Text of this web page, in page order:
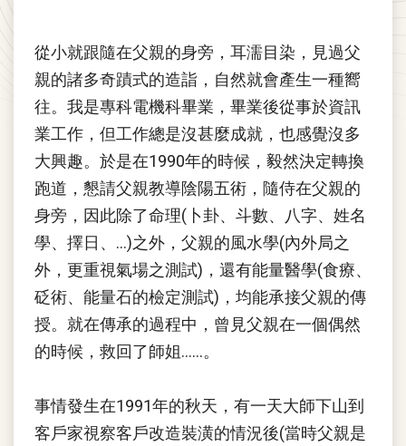
從小就跟隨在父親的身旁，耳濡目染，見過父
親的諸多奇蹟式的造詣，自然就會產生一種嚮
往。我是專科電機科畢業，畢業後從事於資訊
業工作，但工作總是沒甚麼成就，也感覺沒多
大興趣。於是在1990年的時候，毅然決定轉換
跑道，懇請父親教導陰陽五術，隨侍在父親的
身旁，因此除了命理(卜卦、斗數、八字、姓名
學、擇日、...)之外，父親的風水學(內外局之
外，更重視氣場之測試)，還有能量醫學(食療、
砭術、能量石的檢定測試)，均能承接父親的傳
授。就在傳承的過程中，曾見父親在一個偶然
的時候，救回了師姐......。
事情發生在1991年的秋天，有一天大師下山到
客戶家視察客戶改造裝潢的情況後(當時父親是